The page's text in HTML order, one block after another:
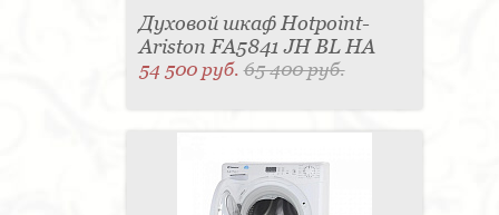
Духовой шкаф Hotpoint-
Ariston FA5841 JH BL HA
54 500 руб.65 400 руб.